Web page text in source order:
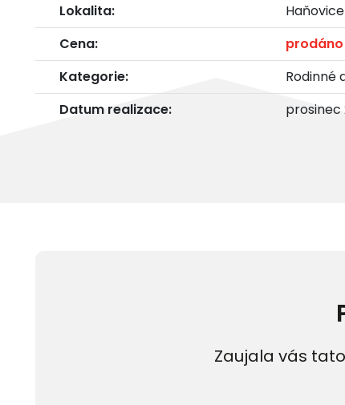
Lokalita:
Haňovice
Cena:
prodáno
Kategorie:
Rodinné
Datum realizace:
prosinec
Zaujala vás